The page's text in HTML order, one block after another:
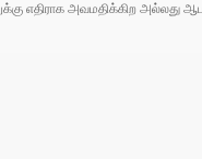
எதிராக அவமதிக்கிற அல்லது